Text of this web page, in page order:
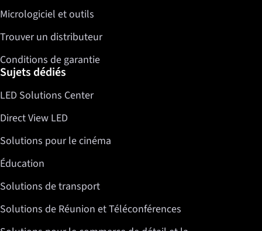
Micrologiciel et outils
Trouver un distributeur
Conditions de garantie
Sujets dédiés
LED Solutions Center
Direct View LED
Solutions pour le cinéma
Éducation
Solutions de transport
Solutions de Réunion et Téléconférences